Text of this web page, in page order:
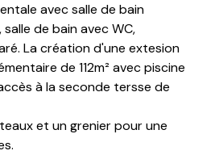
avec salle de bain
de bain avec WC,
La création d'une extesion
de 112m² avec piscine
à la seconde tersse de
et un grenier pour une